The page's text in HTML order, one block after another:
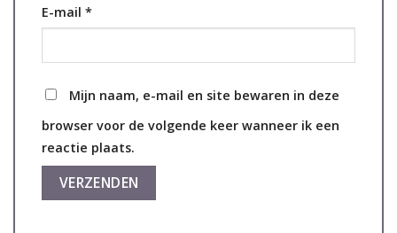
E-mail *
Mijn naam, e-mail en site bewaren in deze
browser voor de volgende keer wanneer ik een
reactie plaats.